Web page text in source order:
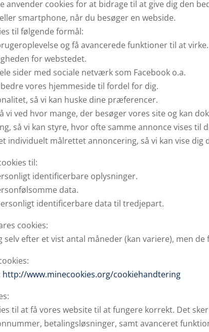
anvender cookies for at bidrage til at give dig den
smartphone, når du besøger en webside.
til følgende formål:
og få avancerede funktioner til at virke.
for webstedet.
sider med sociale netværk som Facebook o.a.
vores hjemmeside til fordel for dig.
så vi kan huske dine præferencer.
vi ved hvor mange, der besøger vores site og kan
så vi kan styre, hvor ofte samme annonce vises
målrettet annoncering, så vi kan vise dig
til:
identificerbare oplysninger.
data.
identificerbare data til tredjepart.
cookies:
selv efter et vist antal måneder (kan variere), men
http://www.minecookies.org/cookiehandtering
til at få vores website til at fungere korrekt. Det
betalingsløsninger, samt avanceret